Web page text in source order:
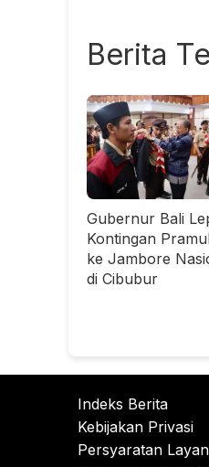
Berita
Gubernur Bali
Kontingan
ke Jambore
di Cibubur
Indeks Berita
Kebijakan Privasi
Persyaratan